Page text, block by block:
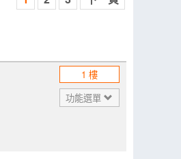
1 樓
功能選單